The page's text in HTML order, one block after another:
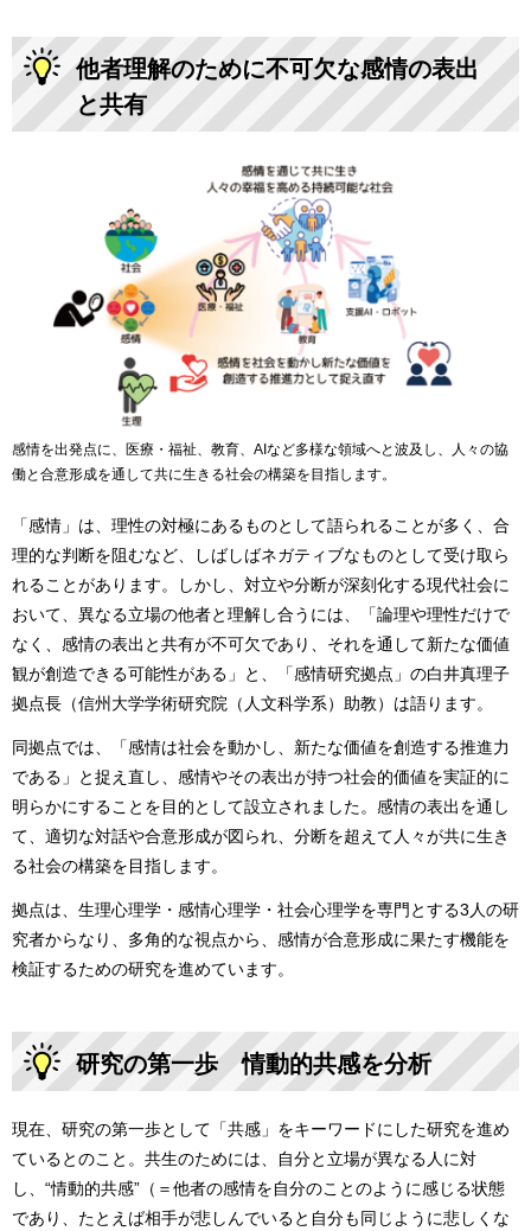
他者理解のために不可欠な感情の表出
と共有
感情を出発点に、医療・福祉、教育、AIなど多様な領域へと波及し、人々の協
働と合意形成を通して共に生きる社会の構築を目指します。
「感情」は、理性の対極にあるものとして語られることが多く、合
理的な判断を阻むなど、しばしばネガティブなものとして受け取ら
れることがあります。しかし、対立や分断が深刻化する現代社会に
おいて、異なる立場の他者と理解し合うには、「論理や理性だけで
なく、感情の表出と共有が不可欠であり、それを通して新たな価値
観が創造できる可能性がある」と、「感情研究拠点」の白井真理子
拠点長（信州大学学術研究院（人文科学系）助教）は語ります。
同拠点では、「感情は社会を動かし、新たな価値を創造する推進力
である」と捉え直し、感情やその表出が持つ社会的価値を実証的に
明らかにすることを目的として設立されました。感情の表出を通し
て、適切な対話や合意形成が図られ、分断を超えて人々が共に生き
る社会の構築を目指します。
拠点は、生理心理学・感情心理学・社会心理学を専門とする3人の研
究者からなり、多角的な視点から、感情が合意形成に果たす機能を
検証するための研究を進めています。
研究の第一歩 情動的共感を分析
現在、研究の第一歩として「共感」をキーワードにした研究を進め
ているとのこと。共生のためには、自分と立場が異なる人に対
し、“情動的共感”（＝他者の感情を自分のことのように感じる状態
であり、たとえば相手が悲しんでいると自分も同じように悲しくな